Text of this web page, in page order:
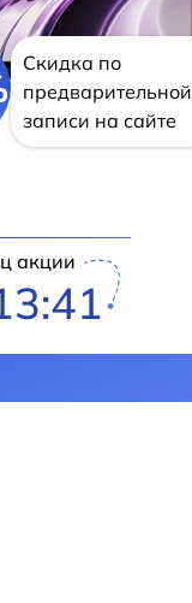
Скидка по
предварительной
записи на сайте
акции